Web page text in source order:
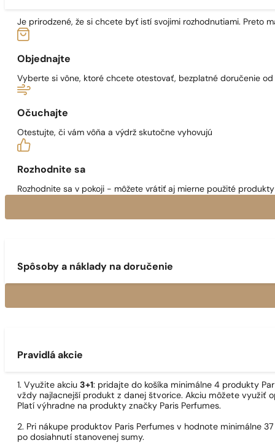
Je prirodzené, že si chcete byť istí svojimi rozhodnutiami. Preto
Objednajte
Vyberte si vône, ktoré chcete otestovať, bezplatné doručenie
Očuchajte
Otestujte, či vám vôňa a výdrž skutočne vyhovujú
Rozhodnite sa
Rozhodnite sa v pokoji - môžete vrátiť aj mierne použité
Spôsoby a náklady na doručenie
Pravidlá akcie
1. Využite akciu 3+1: pridajte do košíka minimálne 4 produkty
vždy najlacnejší produkt z danej štvorice. Akciu môžete využiť
Platí výhradne na produkty značky Paris Perfumes.
2. Pri nákupe produktov Paris Perfumes v hodnote minimálne
po dosiahnutí stanovenej sumy.